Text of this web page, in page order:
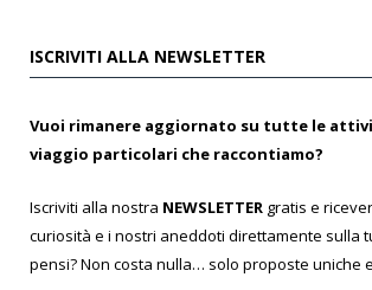
ISCRIVITI ALLA NEWSLETTER
Vuoi rimanere aggiornato su tutte le
viaggio particolari che raccontiamo?
Iscriviti alla nostra NEWSLETTER gratis e
curiosità e i nostri aneddoti direttamente sulla
pensi? Non costa nulla… solo proposte uniche